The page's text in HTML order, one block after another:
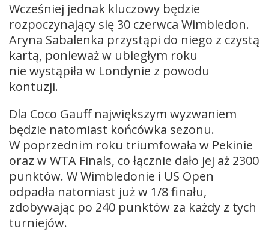
Wcześniej jednak kluczowy będzie
rozpoczynający się 30 czerwca Wimbledon.
Aryna Sabalenka przystąpi do niego z czystą
kartą, ponieważ w ubiegłym roku
nie wystąpiła w Londynie z powodu
kontuzji.
Dla Coco Gauff największym wyzwaniem
będzie natomiast końcówka sezonu.
W poprzednim roku triumfowała w Pekinie
oraz w WTA Finals, co łącznie dało jej aż 2300
punktów. W Wimbledonie i US Open
odpadła natomiast już w 1/8 finału,
zdobywając po 240 punktów za każdy z tych
turniejów.